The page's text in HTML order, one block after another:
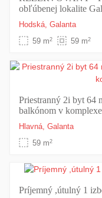
obľúbenej lokalite
Hodská, Galanta
59 m2 59 m2
Priestranný 2i byt 64
balkónom v
Hlavná, Galanta
59 m2
Príjemný ,útulný 1